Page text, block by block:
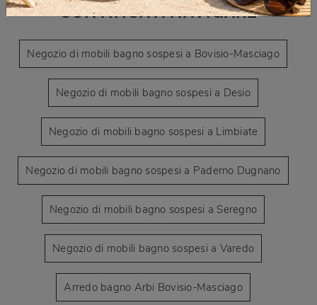
CONTINUA A NAVIGARE
Negozio di mobili bagno sospesi a Bovisio-Masciago
Negozio di mobili bagno sospesi a Desio
Negozio di mobili bagno sospesi a Limbiate
Negozio di mobili bagno sospesi a Paderno Dugnano
Negozio di mobili bagno sospesi a Seregno
Negozio di mobili bagno sospesi a Varedo
Arredo bagno Arbi Bovisio-Masciago